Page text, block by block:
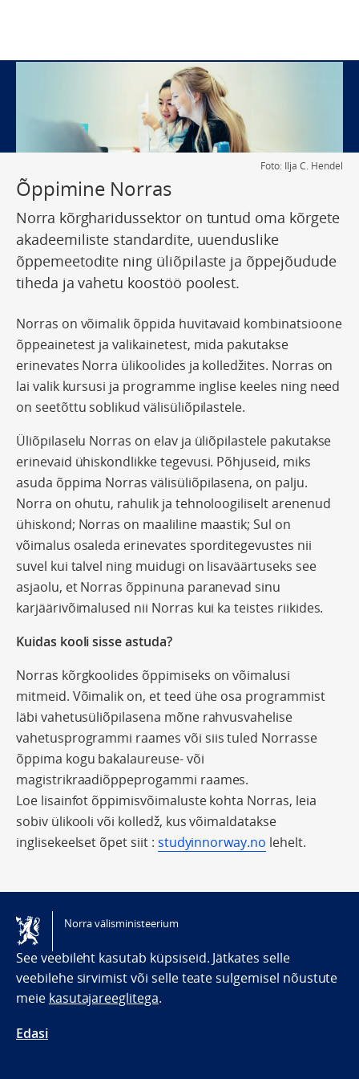
Foto: Ilja C. Hendel
Õppimine Norras
Norra kõrgharidussektor on tuntud oma kõrgete
akadeemiliste standardite, uuenduslike
õppemeetodite ning üliõpilaste ja õppejõudude
tiheda ja vahetu koostöö poolest.
Norras on võimalik õppida huvitavaid kombinatsioone
õppeainetest ja valikainetest, mida pakutakse
erinevates Norra ülikoolides ja kolledžites. Norras on
lai valik kursusi ja programme inglise keeles ning need
on seetõttu soblikud välisüliõpilastele.
Üliõpilaselu Norras on elav ja üliõpilastele pakutakse
erinevaid ühiskondlikke tegevusi. Põhjuseid, miks
asuda õppima Norras välisüliõpilasena, on palju.
Norra on ohutu, rahulik ja tehnoloogiliselt arenenud
ühiskond; Norras on maaliline maastik; Sul on
võimalus osaleda erinevates sporditegevustes nii
suvel kui talvel ning muidugi on lisaväärtuseks see
asjaolu, et Norras õppinuna paranevad sinu
karjäärivõimalused nii Norras kui ka teistes riikides.
Kuidas kooli sisse astuda?
Norras kõrgkoolides õppimiseks on võimalusi
mitmeid. Võimalik on, et teed ühe osa programmist
läbi vahetusüliõpilasena mõne rahvusvahelise
vahetusprogrammi raames või siis tuled Norrasse
õppima kogu bakalaureuse- või
magistrikraadiõppeprogammi raames.
Loe lisainfot õppimisvõimaluste kohta Norras, leia
sobiv ülikooli või kolledž, kus võimaldatakse
inglisekeelset õpet siit : studyinnorway.no lehelt.
Norra välisministeerium
See veebileht kasutab küpsiseid. Jätkates selle
veebilehe sirvimist või selle teate sulgemisel nõustute
meie kasutajareeglitega.
Edasi